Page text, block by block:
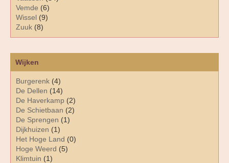
Vemde (6)
Wissel (9)
Zuuk (8)
Wijken
Burgerenk (4)
De Dellen (14)
De Haverkamp (2)
De Schietbaan (2)
De Sprengen (1)
Dijkhuizen (1)
Het Hoge Land (0)
Hoge Weerd (5)
Klimtuin (1)